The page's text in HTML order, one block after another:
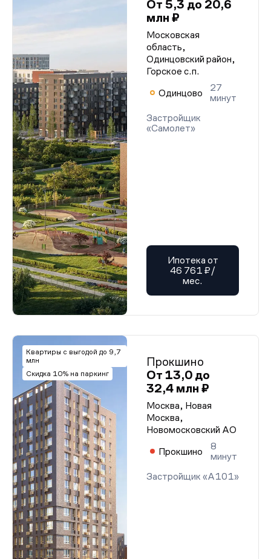
От 5,3 до 20,6
млн ₽
Московская
область,
Одинцовский район,
Горское с.п.
Одинцово
27
минут
Застройщик
«Самолет»
Ипотека от
46 761 ₽/
мес.
Квартиры с выгодой до 9,7
млн
Скидка 10% на паркинг
Прокшино
От 13,0 до
32,4 млн ₽
Москва, Новая
Москва,
Новомосковский АО
Прокшино
8
минут
Застройщик «А101»